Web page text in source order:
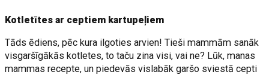
Kotletītes ar ceptiem kartupeļiem
Tāds ēdiens, pēc kura ilgoties arvien! Tieši mammām sanāk
visgaršīgākās kotletes, to taču zina visi, vai ne? Lūk, manas
mammas recepte, un piedevās vislabāk garšo sviestā cepti